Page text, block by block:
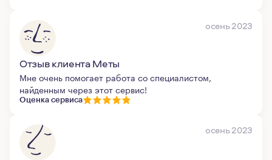
осень 2023
Отзыв клиента Меты
Мне очень помогает работа со специалистом,
найденным через этот сервис!
Оценка сервиса
осень 2023